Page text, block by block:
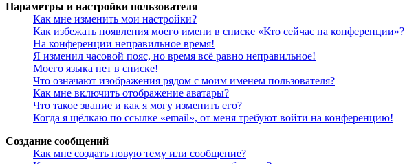
Параметры и настройки пользователя
Как мне изменить мои настройки?
Как избежать появления моего имени в списке «Кто сейчас на конференции»?
На конференции неправильное время!
Я изменил часовой пояс, но время всё равно неправильное!
Моего языка нет в списке!
Что означают изображения рядом с моим именем пользователя?
Как мне включить отображение аватары?
Что такое звание и как я могу изменить его?
Когда я щёлкаю по ссылке «email», от меня требуют войти на конференцию!
Создание сообщений
Как мне создать новую тему или сообщение?